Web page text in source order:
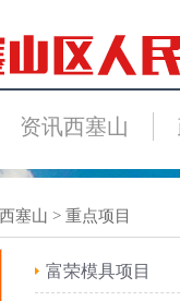
资讯西塞山
塞山 > 重点项目
富荣模具项目